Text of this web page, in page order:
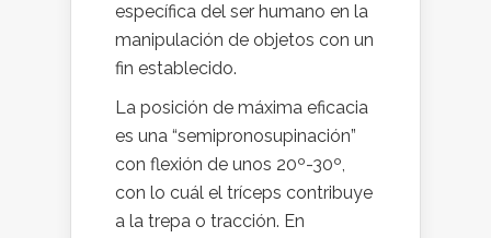
específica del ser humano en la
manipulación de objetos con un
fin establecido.
La posición de máxima eficacia
es una “semipronosupinación”
con flexión de unos 20º-30º,
con lo cuál el tríceps contribuye
a la trepa o tracción. En